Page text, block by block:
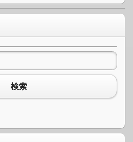
検索